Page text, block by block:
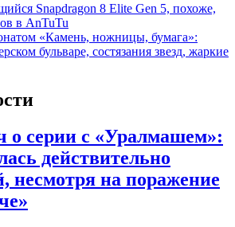
Snapdragon 8 Elite Gen 5, похоже,
в AnTuTu
«Камень, ножницы, бумага»:
бульваре, состязания звезд, жаркие
о серии с «Уралмашем»:
действительно
несмотря на поражение